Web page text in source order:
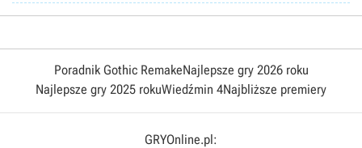
Poradnik Gothic RemakeNajlepsze gry 2026 roku
Najlepsze gry 2025 rokuWiedźmin 4Najbliższe premiery
GRYOnline.pl: